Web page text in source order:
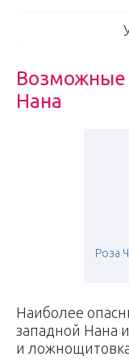
Возможные
Нана
Роза
Наиболее
западной Нана
и